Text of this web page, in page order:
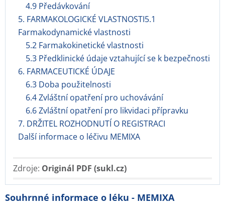
4.9 Předávkování
5. FARMAKOLOGICKÉ VLASTNOSTI5.1
Farmakodynamické vlastnosti
5.2 Farmakokinetické vlastnosti
5.3 Předklinické údaje vztahující se k bezpečnosti
6. FARMACEUTICKÉ ÚDAJE
6.3 Doba použitelnosti
6.4 Zvláštní opatření pro uchovávání
6.6 Zvláštní opatření pro likvidaci přípravku
7. DRŽITEL ROZHODNUTÍ O REGISTRACI
Další informace o léčivu MEMIXA
Zdroje: Originál PDF (sukl.cz)
Souhrnné informace o léku - MEMIXA